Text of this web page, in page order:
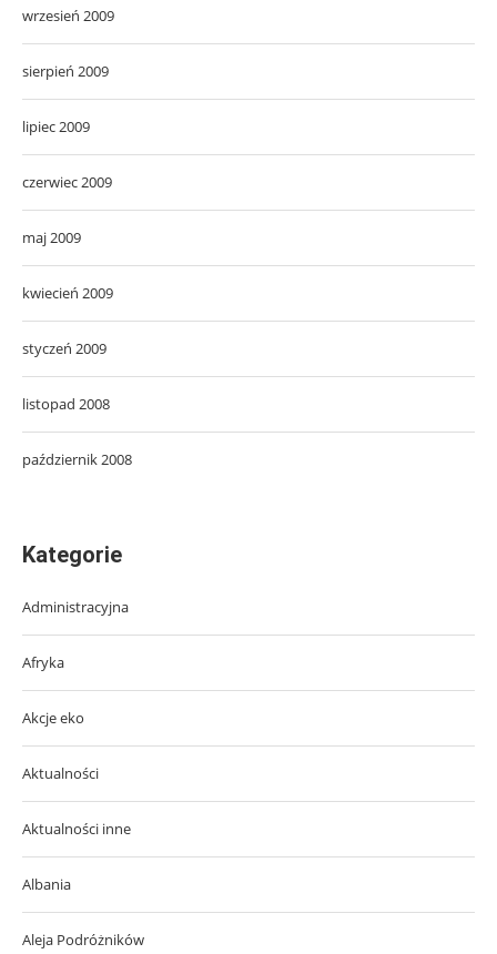
wrzesień 2009
sierpień 2009
lipiec 2009
czerwiec 2009
maj 2009
kwiecień 2009
styczeń 2009
listopad 2008
październik 2008
Kategorie
Administracyjna
Afryka
Akcje eko
Aktualności
Aktualności inne
Albania
Aleja Podróżników